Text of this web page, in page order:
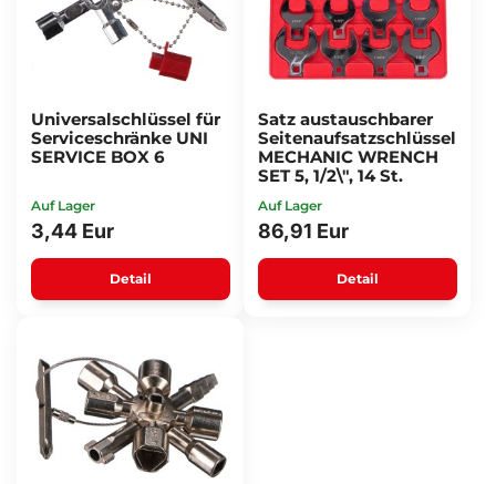
Universalschlüssel für
Serviceschränke UNI
SERVICE BOX 6
Auf Lager
3,44 Eur
Detail
Satz austauschbarer
Seitenaufsatzschlüssel
MECHANIC WRENCH
SET 5, 1/2\", 14 St.
Auf Lager
86,91 Eur
Detail